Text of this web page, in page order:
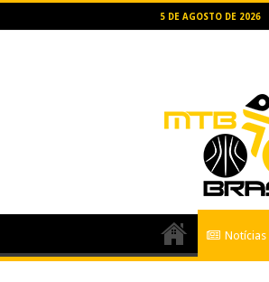
5 DE AGOSTO DE 2026
Notícias